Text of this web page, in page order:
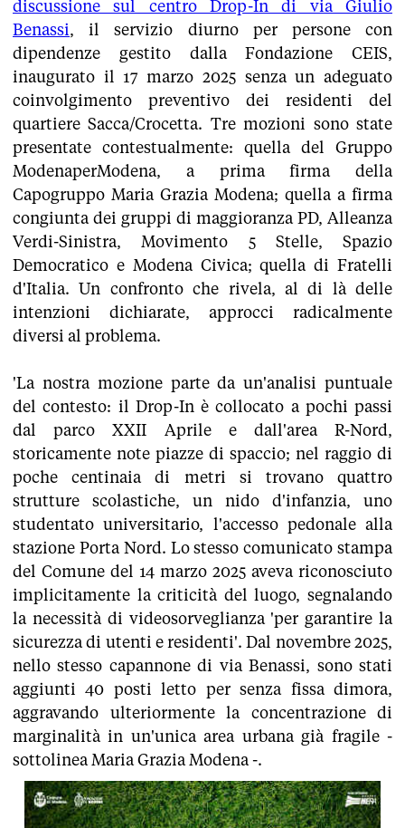
discussione sul centro Drop-In di via Giulio
Benassi, il servizio diurno per persone con
dipendenze gestito dalla Fondazione CEIS,
inaugurato il 17 marzo 2025 senza un adeguato
coinvolgimento preventivo dei residenti del
quartiere Sacca/Crocetta. Tre mozioni sono state
presentate contestualmente: quella del Gruppo
ModenaperModena, a prima firma della
Capogruppo Maria Grazia Modena; quella a firma
congiunta dei gruppi di maggioranza PD, Alleanza
Verdi-Sinistra, Movimento 5 Stelle, Spazio
Democratico e Modena Civica; quella di Fratelli
d'Italia. Un confronto che rivela, al di là delle
intenzioni dichiarate, approcci radicalmente
diversi al problema.
'La nostra mozione parte da un'analisi puntuale
del contesto: il Drop-In è collocato a pochi passi
dal parco XXII Aprile e dall'area R-Nord,
storicamente note piazze di spaccio; nel raggio di
poche centinaia di metri si trovano quattro
strutture scolastiche, un nido d'infanzia, uno
studentato universitario, l'accesso pedonale alla
stazione Porta Nord. Lo stesso comunicato stampa
del Comune del 14 marzo 2025 aveva riconosciuto
implicitamente la criticità del luogo, segnalando
la necessità di videosorveglianza 'per garantire la
sicurezza di utenti e residenti'. Dal novembre 2025,
nello stesso capannone di via Benassi, sono stati
aggiunti 40 posti letto per senza fissa dimora,
aggravando ulteriormente la concentrazione di
marginalità in un'unica area urbana già fragile -
sottolinea Maria Grazia Modena -.